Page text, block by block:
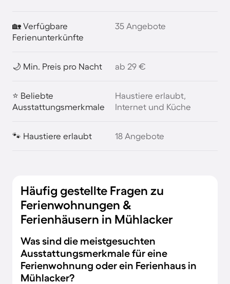
🏡 Verfügbare
Ferienunterkünfte
35 Angebote
🌙 Min. Preis pro Nacht ab 29 €
⭐ Beliebte
Ausstattungsmerkmale
Haustiere erlaubt,
Internet und Küche
🐾 Haustiere erlaubt 18 Angebote
Häufig gestellte Fragen zu
Ferienwohnungen &
Ferienhäusern in Mühlacker
Was sind die meistgesuchten
Ausstattungsmerkmale für eine
Ferienwohnung oder ein Ferienhaus in
Mühlacker?